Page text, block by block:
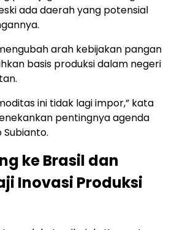
ada daerah yang potensial
arah kebijakan pangan
basis produksi dalam negeri
ini tidak lagi impor,” kata
pentingnya agenda
ke Brasil dan
Inovasi Produksi